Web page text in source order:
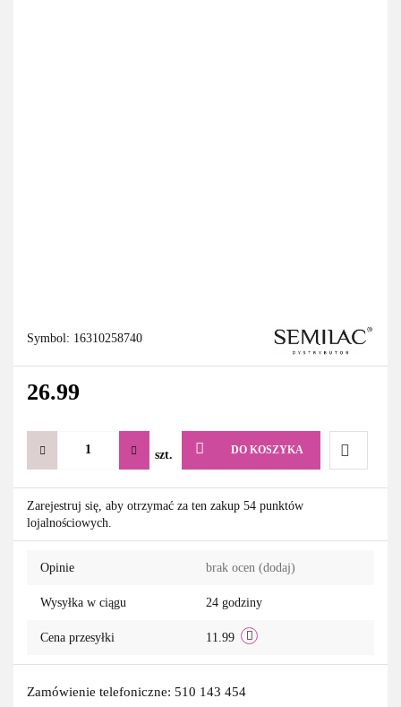
Symbol: 16310258740
26.99
szt. DO KOSZYKA
Do
Zarejestruj się, aby otrzymać za ten zakup 54 punktów
lojalnościowych.
Opinie brak ocen (dodaj)
Wysyłka w ciągu 24 godziny
Cena przesyłki 11.99
Zamówienie telefoniczne: 510 143 454